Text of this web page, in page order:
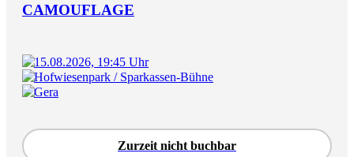
CAMOUFLAGE
15.08.2026, 19:45 Uhr
Hofwiesenpark / Sparkassen-Bühne
Gera
Zurzeit nicht buchbar